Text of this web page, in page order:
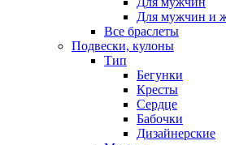
Для мужчин и
Все браслеты
Подвески, кулоны
Тип
Бегунки
Кресты
Сердце
Бабочки
Дизайнерские